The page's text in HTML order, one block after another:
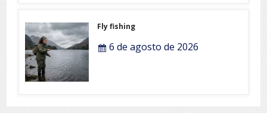
Fly fishing
6 de agosto de 2026